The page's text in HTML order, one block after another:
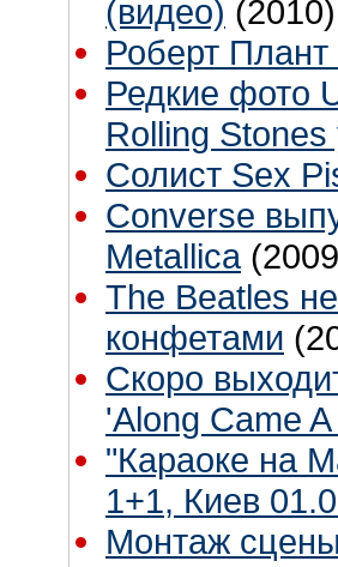
(видео) (2010)
Роберт
Редкие фото
Rolling Stones
Солист Sex
Converse
Metallica
The Beatles
конфетами
Скоро
'Along Came
"Караоке на
1+1, Киев
Монтаж